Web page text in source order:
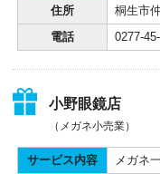
住所 桐生市
電話 0277-
小野眼鏡店
（メガネ小売業）
サービス内容 メガネ